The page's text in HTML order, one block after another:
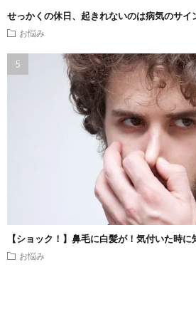
せっかくの休日、起きれないのは病気のサイ
お悩み
【ショック！】鼻毛に白髪が！気付いた時
お悩み